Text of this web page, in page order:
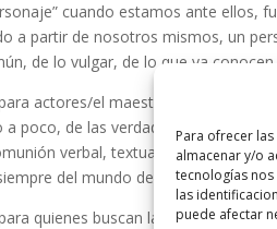
Para ofrecer
almacenar y/o
tecnologías
las
puede afectar
cuando estamos ante ellos,
a partir de nosotros mismos, un
de lo vulgar, de lo que ya conocen.
actores/el maestro induce al
poco, de las verdades verbales
verbal, textual, a un
del mundo de la poesía, del
quienes buscan la inmersión